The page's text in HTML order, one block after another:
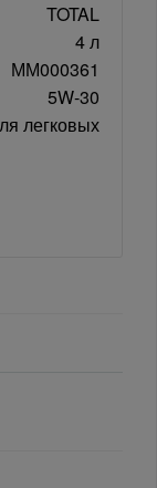
TOTAL
4 л
ММ000361
5W-30
легковых